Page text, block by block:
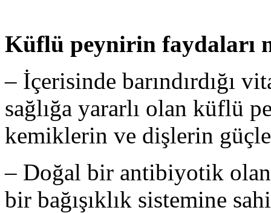
Küflü peynirin faydaları
– İçerisinde barındırdığı
sağlığa yararlı olan küflü
kemiklerin ve dişlerin
– Doğal bir antibiyotik
bir bağışıklık sistemine